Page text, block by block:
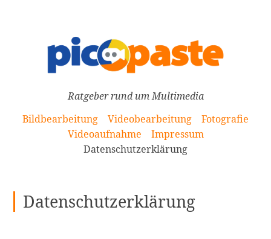
Ratgeber rund um Multimedia
Bildbearbeitung
Videobearbeitung
Fotografie
Videoaufnahme
Impressum
Datenschutzerklärung
Datenschutzerklärung